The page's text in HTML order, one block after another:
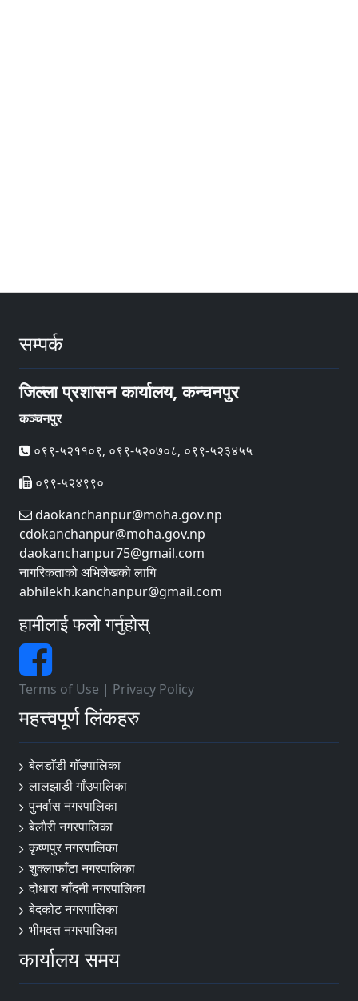
सम्पर्क
जिल्ला प्रशासन कार्यालय, कन्चनपुर
कञ्चनपुर
०९९-५२११०९, ०९९-५२०७०८, ०९९-५२३४५५
०९९-५२४९९०
daokanchanpur@moha.gov.np
cdokanchanpur@moha.gov.np
daokanchanpur75@gmail.com
नागरिकताको अभिलेखको लागि
abhilekh.kanchanpur@gmail.com
हामीलाई फलो गर्नुहोस्
Terms of Use | Privacy Policy
महत्त्वपूर्ण लिंकहरु
बेलडाँडी गाँउपालिका
लालझाडी गाँउपालिका
पुनर्वास नगरपालिका
बेलाैरी नगरपालिका
कृष्णपुर नगरपालिका
शुक्लाफाँटा नगरपालिका
दोधारा चाँदनी नगरपालिका
बेदकोट नगरपालिका
भीमदत्त नगरपालिका
कार्यालय समय